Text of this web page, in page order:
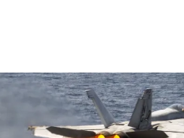
Setelah
Abdul El-
Politik
August 7,